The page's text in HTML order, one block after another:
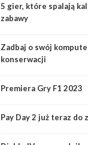
5 gier, które spalają
zabawy
Zadbaj o swój
konserwacji
Premiera Gry F1 2023
Pay Day 2 już teraz do